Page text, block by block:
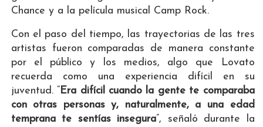
Chance y a la película musical Camp Rock.
Con el paso del tiempo, las trayectorias de las tres
artistas fueron comparadas de manera constante
por el público y los medios, algo que Lovato
recuerda como una experiencia difícil en su
juventud. “Era difícil cuando la gente te comparaba
con otras personas y, naturalmente, a una edad
temprana te sentías insegura”, señaló durante la